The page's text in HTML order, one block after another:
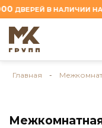
В НАЛИЧИИ НА
Главная -